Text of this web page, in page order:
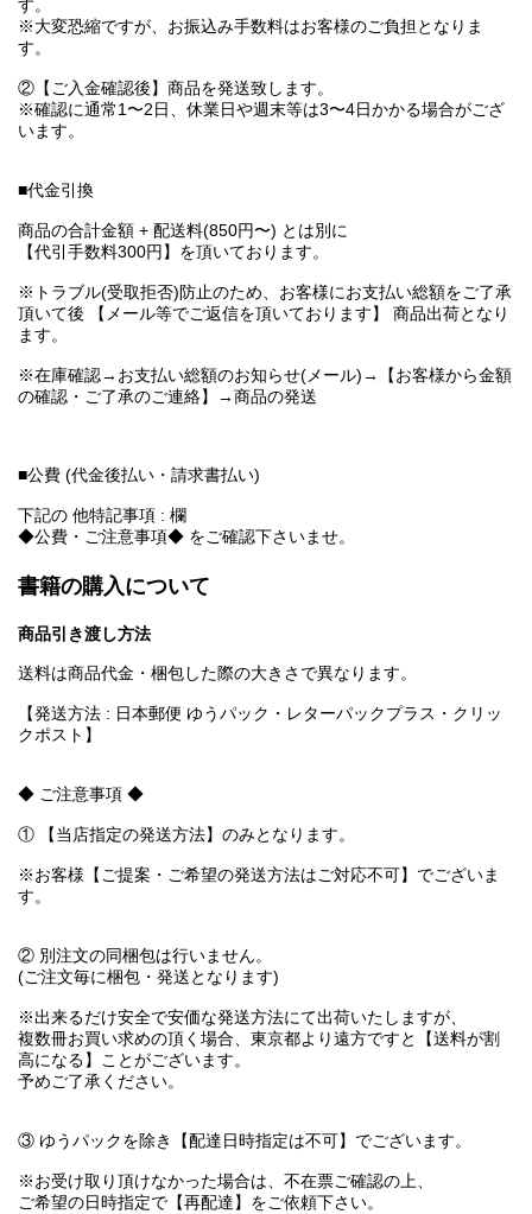
す。
※大変恐縮ですが、お振込み手数料はお客様のご負担となりま
す。
②【ご入金確認後】商品を発送致します。
※確認に通常1〜2日、休業日や週末等は3〜4日かかる場合がござ
います。
■代金引換
商品の合計金額 + 配送料(850円〜) とは別に
【代引手数料300円】を頂いております。
※トラブル(受取拒否)防止のため、お客様にお支払い総額をご了承
頂いて後 【メール等でご返信を頂いております】 商品出荷となり
ます。
※在庫確認→お支払い総額のお知らせ(メール)→【お客様から金額
の確認・ご了承のご連絡】→商品の発送
■公費 (代金後払い・請求書払い)
下記の 他特記事項 : 欄
◆公費・ご注意事項◆ をご確認下さいませ。
書籍の購入について
商品引き渡し方法
送料は商品代金・梱包した際の大きさで異なります。
【発送方法 : 日本郵便 ゆうパック・レターパックプラス・クリッ
クポスト】
◆ ご注意事項 ◆
① 【当店指定の発送方法】のみとなります。
※お客様【ご提案・ご希望の発送方法はご対応不可】でございま
す。
② 別注文の同梱包は行いません。
(ご注文毎に梱包・発送となります)
※出来るだけ安全で安価な発送方法にて出荷いたしますが、
複数冊お買い求めの頂く場合、東京都より遠方ですと【送料が割
高になる】ことがございます。
予めご了承ください。
③ ゆうパックを除き【配達日時指定は不可】でございます。
※お受け取り頂けなかった場合は、不在票ご確認の上、
ご希望の日時指定で【再配達】をご依頼下さい。